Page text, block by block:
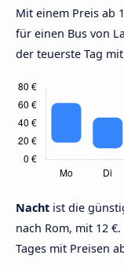
Mit einem Preis ab
für einen Bus von
der teuerste Tag
Nacht ist die
nach Rom, mit 12 €.
Tages mit Preisen